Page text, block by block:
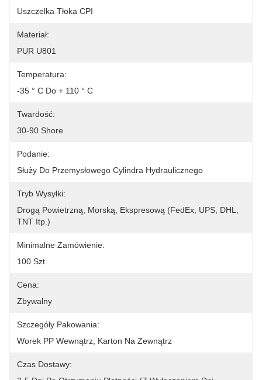
Uszczelka Tłoka CPI
Materiał:
PUR U801
Temperatura:
-35 ° C Do + 110 ° C
Twardość:
30-90 Shore
Podanie:
Służy Do Przemysłowego Cylindra Hydraulicznego
Tryb Wysyłki:
Drogą Powietrzną, Morską, Ekspresową (FedEx, UPS, DHL,
TNT Itp.)
Minimalne Zamówienie:
100 Szt
Cena:
Zbywalny
Szczegóły Pakowania:
Worek PP Wewnątrz, Karton Na Zewnątrz
Czas Dostawy: